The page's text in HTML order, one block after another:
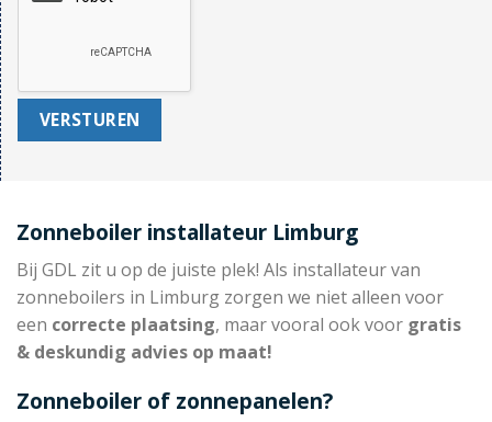
Zonneboiler installateur Limburg
Bij GDL zit u op de juiste plek! Als installateur van
zonneboilers in Limburg zorgen we niet alleen voor
een correcte plaatsing, maar vooral ook voor gratis
& deskundig advies op maat!
Zonneboiler of zonnepanelen?